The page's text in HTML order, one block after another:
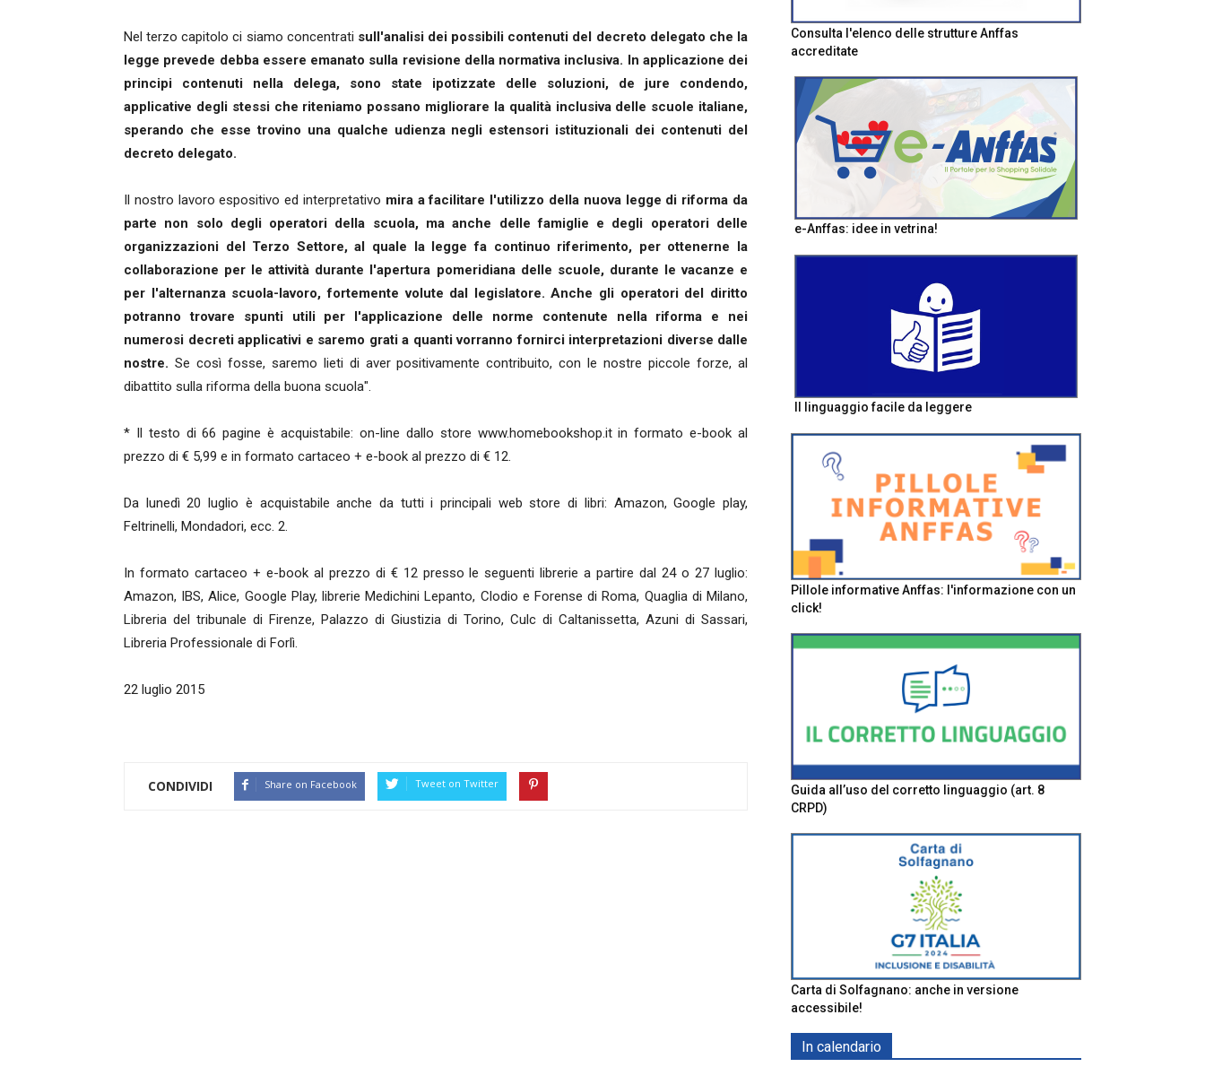
Nel terzo capitolo ci siamo concentrati sull'analisi dei possibili contenuti del decreto delegato che la
legge prevede debba essere emanato sulla revisione della normativa inclusiva. In applicazione dei
principi contenuti nella delega, sono state ipotizzate delle soluzioni, de jure condendo,
applicative degli stessi che riteniamo possano migliorare la qualità inclusiva delle scuole italiane,
sperando che esse trovino una qualche udienza negli estensori istituzionali dei contenuti del
decreto delegato.
Il nostro lavoro espositivo ed interpretativo mira a facilitare l'utilizzo della nuova legge di riforma da
parte non solo degli operatori della scuola, ma anche delle famiglie e degli operatori delle
organizzazioni del Terzo Settore, al quale la legge fa continuo riferimento, per ottenerne la
collaborazione per le attività durante l'apertura pomeridiana delle scuole, durante le vacanze e
per l'alternanza scuola-lavoro, fortemente volute dal legislatore. Anche gli operatori del diritto
potranno trovare spunti utili per l'applicazione delle norme contenute nella riforma e nei
numerosi decreti applicativi e saremo grati a quanti vorranno fornirci interpretazioni diverse dalle
nostre. Se così fosse, saremo lieti di aver positivamente contribuito, con le nostre piccole forze, al
dibattito sulla riforma della buona scuola".
* Il testo di 66 pagine è acquistabile: on-line dallo store www.homebookshop.it in formato e-book al
prezzo di € 5,99 e in formato cartaceo + e-book al prezzo di € 12.
Da lunedì 20 luglio è acquistabile anche da tutti i principali web store di libri: Amazon, Google play,
Feltrinelli, Mondadori, ecc. 2.
In formato cartaceo + e-book al prezzo di € 12 presso le seguenti librerie a partire dal 24 o 27 luglio:
Amazon, IBS, Alice, Google Play, librerie Medichini Lepanto, Clodio e Forense di Roma, Quaglia di Milano,
Libreria del tribunale di Firenze, Palazzo di Giustizia di Torino, Culc di Caltanissetta, Azuni di Sassari,
Libreria Professionale di Forlì.
22 luglio 2015
CONDIVIDI Share on Facebook Tweet on Twitter
Consulta l'elenco delle strutture Anffas
accreditate
e-Anffas: idee in vetrina!
Il linguaggio facile da leggere
Pillole informative Anffas: l'informazione con un
click!
Guida all’uso del corretto linguaggio (art. 8
CRPD)
Carta di Solfagnano: anche in versione
accessibile!
In calendario